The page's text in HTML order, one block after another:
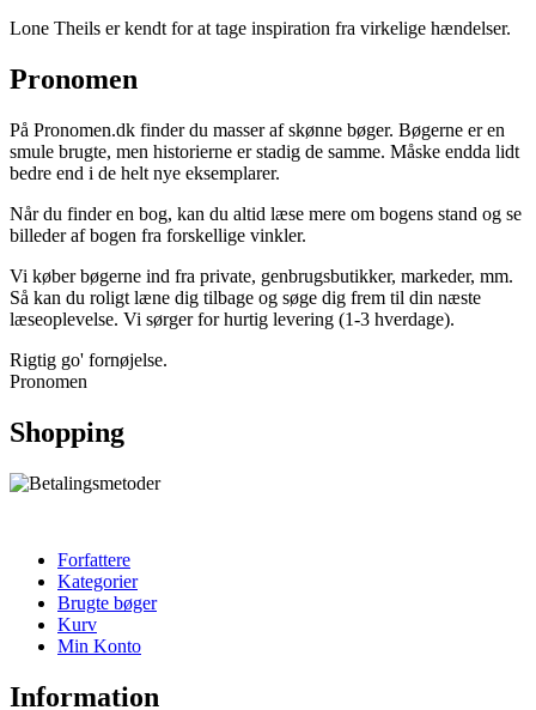
Lone Theils er kendt for at tage inspiration fra virkelige hændelser.
Pronomen
På Pronomen.dk finder du masser af skønne bøger. Bøgerne er en
smule brugte, men historierne er stadig de samme. Måske endda lidt
bedre end i de helt nye eksemplarer.
Når du finder en bog, kan du altid læse mere om bogens stand og se
billeder af bogen fra forskellige vinkler.
Vi køber bøgerne ind fra private, genbrugsbutikker, markeder, mm.
Så kan du roligt læne dig tilbage og søge dig frem til din næste
læseoplevelse. Vi sørger for hurtig levering (1-3 hverdage).
Rigtig go' fornøjelse.
Pronomen
Shopping
Forfattere
Kategorier
Brugte bøger
Kurv
Min Konto
Information